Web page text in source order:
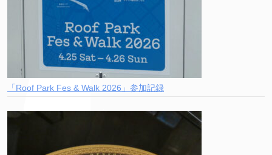
「Roof Park Fes & Walk 2026」参加記録